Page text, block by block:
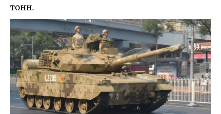
тонн.